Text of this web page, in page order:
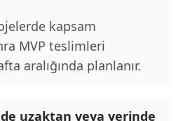
kapsam
MVP teslimleri
aralığında planlanır.
uzaktan veya yerinde